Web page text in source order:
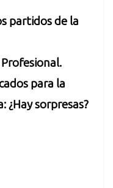
partidos de la
para la
¿Hay sorpresas?